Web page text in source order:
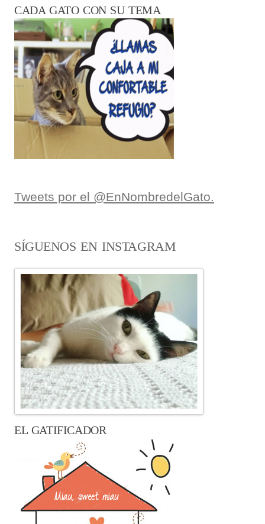
CADA GATO CON SU TEMA
Tweets por el @EnNombredelGato.
SÍGUENOS EN INSTAGRAM
EL GATIFICADOR